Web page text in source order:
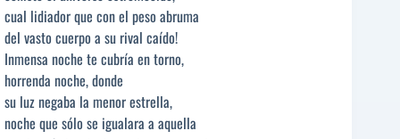
cual lidiador que con el peso abruma
del vasto cuerpo a su rival caído!
Inmensa noche te cubría en torno,
horrenda noche, donde
su luz negaba la menor estrella,
noche que sólo se igualara a aquella